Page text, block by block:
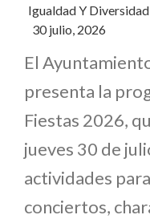
Igualdad Y Diversidad
30 julio, 2026
El
presenta la
Fiestas 2026,
jueves 30 de
actividades
conciertos,